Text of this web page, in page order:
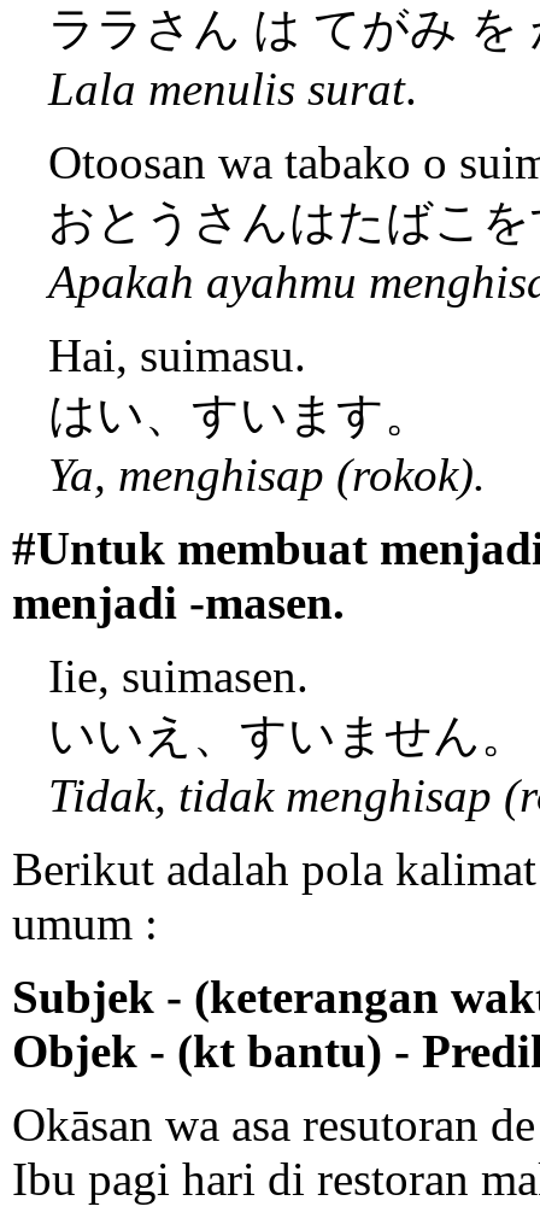
ララさん は てがみ を
Lala menulis surat.
Otoosan wa tabako o
おとうさんはたばこ
Apakah ayahmu
Hai, suimasu.
はい、すいます。
Ya, menghisap (rokok).
#Untuk membuat
menjadi -masen.
Iie, suimasen.
いいえ、すいません。
Tidak, tidak menghisap
Berikut adalah pola
umum :
Subjek - (keterangan
Objek - (kt bantu) -
Okāsan wa asa resutoran
Ibu pagi hari di restoran